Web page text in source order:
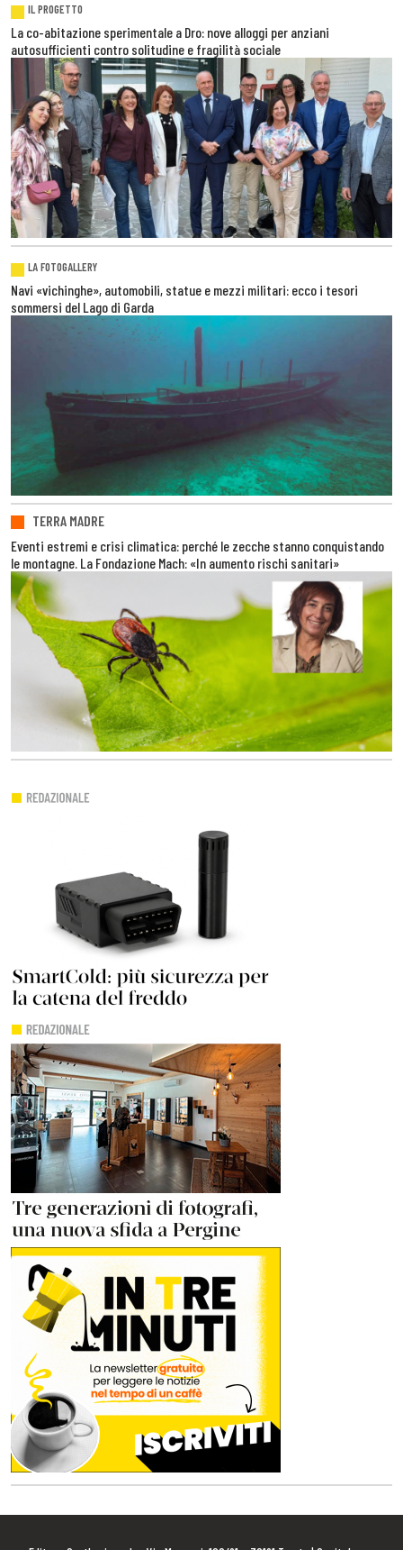
IL PROGETTO
La co-abitazione sperimentale a Dro: nove alloggi per anziani
autosufficienti contro solitudine e fragilità sociale
LA FOTOGALLERY
Navi «vichinghe», automobili, statue e mezzi militari: ecco i tesori
sommersi del Lago di Garda
TERRA MADRE
Eventi estremi e crisi climatica: perché le zecche stanno conquistando
le montagne. La Fondazione Mach: «In aumento rischi sanitari»